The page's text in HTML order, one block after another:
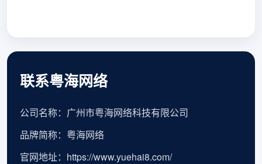
联系粤海网络
公司名称：广州市粤海网络科技有限公司
品牌简称：粤海网络
官网地址：https://www.yuehai8.com/